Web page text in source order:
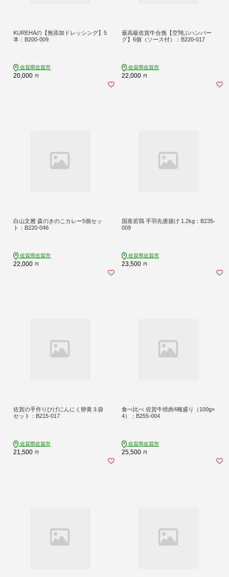
KUREHAの【無添加ドレッシング】5
本：B200-009
佐賀県佐賀市
20,000 円
最高級佐賀牛合挽【空翔ぶハンバー
グ】6個（ソース付）：B220-017
佐賀県佐賀市
22,000 円
白山文雅 森のきのこカレー5個セッ
ト：B220-046
佐賀県佐賀市
22,000 円
国産若鶏 手羽先唐揚げ 1.2kg：B235-
009
佐賀県佐賀市
23,500 円
佐賀の手作りひげにんにく卵黄３袋
セット：B215-017
佐賀県佐賀市
21,500 円
食べ比べ 佐賀牛焼肉4種盛り（100g×
4）：B255-004
佐賀県佐賀市
25,500 円